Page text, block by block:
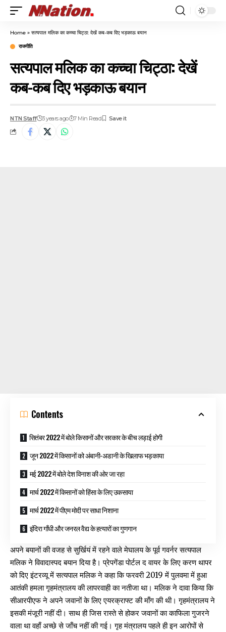
Home » सत्यपाल मलिक का कच्चा चिट्ठा: देखें कब-कब दिए भड़काऊ बयान
राजनीति
सत्यपाल मलिक का कच्चा चिट्ठा: देखें
कब-कब दिए भड़काऊ बयान
NTN Staff 3 years ago 7 Min Read
Contents
सितंबर 2022 में बोले किसानों और सरकार के बीच लड़ाई होगी
जून 2022 में किसानों को अंबानी-अडानी के खिलाफ भड़काया
मई 2022 में बोले देश विनाश की ओर जा रहा
मार्च 2022 में किसानों को हिंसा के लिए उकसाया
मार्च 2022 में पीएम मोदी पर साधा निशाना
इंदिरा गाँधी और जनरल वैद्य के हत्यारों का गुणगान
अपने बयानों की वजह से सुर्खियं में रहने वाले मेघालय के पूर्व गवर्नर सत्यपाल
मलिक ने विवादास्पद बयान दिया है। प्रेपगेंडा पोर्टल द वायर के लिए करण थापर
को दिए इंटरव्यू में सत्यपाल मलिक ने कहा कि फरवरी 2019 में पुलवमा में हुआ
आतंकी हमला गृहमंत्रालय की लापरवाही का नतीजा था। मलिक ने दावा किया कि
सीआरपीएफ ने अपने जवानों के लिए एयरक्राफ्ट की माँग की थी। गृहमंत्रालय ने
इसकी मंजूरी नहीं दी। साथ ही जिस रास्ते से होकर जवानों का काफिला गुजरने
वाला था वहाँ अच्छे से जाँच नहीं की गई। गृह मंत्रालय पहले ही इन आरोपों से